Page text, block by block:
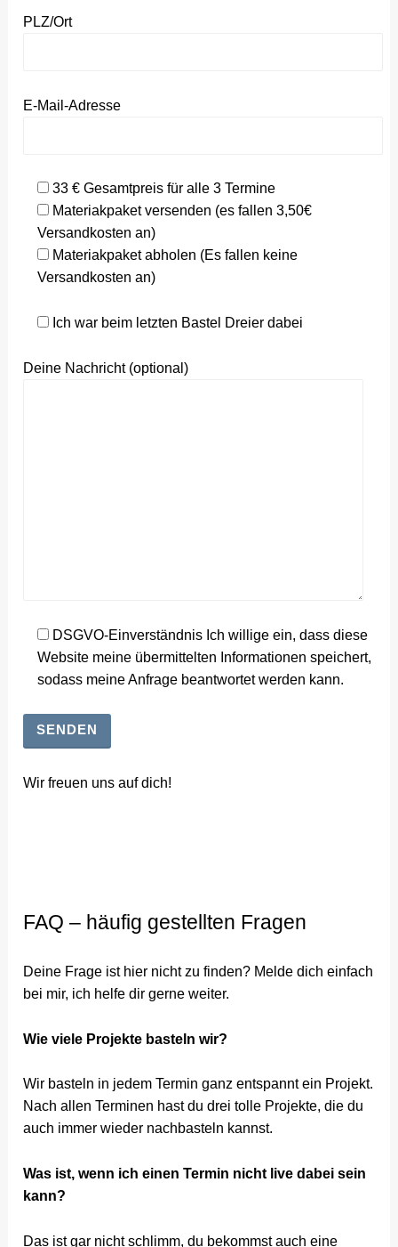
PLZ/Ort
E-Mail-Adresse
33 € Gesamtpreis für alle 3 Termine
Materiakpaket versenden (es fallen 3,50€
Versandkosten an)
Materiakpaket abholen (Es fallen keine
Versandkosten an)
Ich war beim letzten Bastel Dreier dabei
Deine Nachricht (optional)
DSGVO-Einverständnis Ich willige ein, dass diese
Website meine übermittelten Informationen speichert,
sodass meine Anfrage beantwortet werden kann.
Wir freuen uns auf dich!
FAQ – häufig gestellten Fragen
Deine Frage ist hier nicht zu finden? Melde dich einfach
bei mir, ich helfe dir gerne weiter.
Wie viele Projekte basteln wir?
Wir basteln in jedem Termin ganz entspannt ein Projekt.
Nach allen Terminen hast du drei tolle Projekte, die du
auch immer wieder nachbasteln kannst.
Was ist, wenn ich einen Termin nicht live dabei sein
kann?
Das ist gar nicht schlimm, du bekommst auch eine